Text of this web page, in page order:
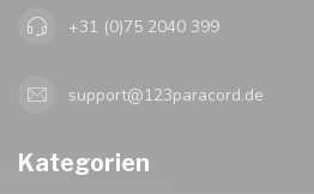
+31 (0)75 2040 399
support@123paracord.de
Kategorien